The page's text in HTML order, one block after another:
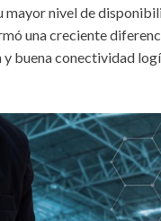
mayor nivel de
una creciente
buena conectividad